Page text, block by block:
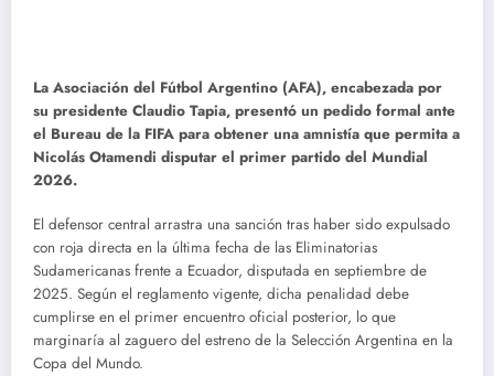
La Asociación del Fútbol Argentino (AFA), encabezada por
su presidente Claudio Tapia, presentó un pedido formal ante
el Bureau de la FIFA para obtener una amnistía que permita a
Nicolás Otamendi disputar el primer partido del Mundial
2026.
El defensor central arrastra una sanción tras haber sido expulsado
con roja directa en la última fecha de las Eliminatorias
Sudamericanas frente a Ecuador, disputada en septiembre de
2025. Según el reglamento vigente, dicha penalidad debe
cumplirse en el primer encuentro oficial posterior, lo que
marginaría al zaguero del estreno de la Selección Argentina en la
Copa del Mundo.